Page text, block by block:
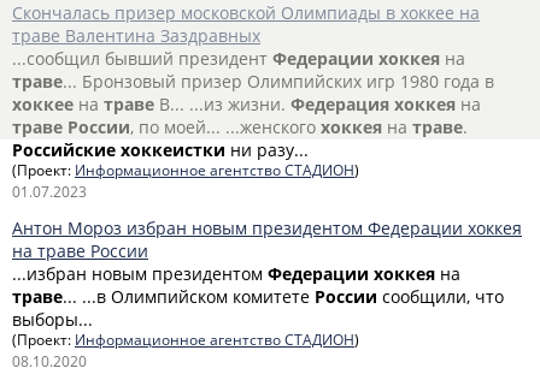
Скончалась призер московской Олимпиады в хоккее на
траве Валентина Заздравных
...сообщил бывший президент Федерации хоккея на
траве... Бронзовый призер Олимпийских игр 1980 года в
хоккее на траве В... ...из жизни. Федерация хоккея на
траве России, по моей... ...женского хоккея на траве.
Российские хоккеистки ни разу...
(Проект: Информационное агентство СТАДИОН)
01.07.2023
Антон Мороз избран новым президентом Федерации хоккея
на траве России
...избран новым президентом Федерации хоккея на
траве... ...в Олимпийском комитете России сообщили, что
выборы...
(Проект: Информационное агентство СТАДИОН)
08.10.2020